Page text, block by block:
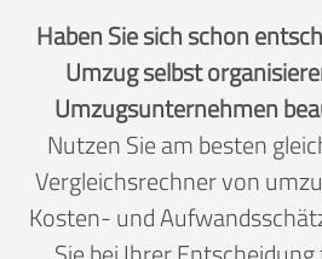
Haben Sie sich schon
Umzug selbst
Umzugsunternehmen
Nutzen Sie am besten
Vergleichsrechner von
Kosten- und